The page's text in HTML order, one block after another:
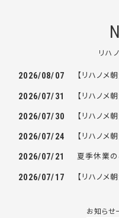
リハ
2026/08/07 【リハノメ
2026/07/31 【リハノメ
2026/07/30 【リハノメ
2026/07/24 【リハノメ
2026/07/21
2026/07/17 【リハノメ
お知らせ